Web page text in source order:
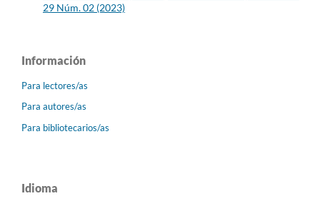
29 Núm. 02 (2023)
Información
Para lectores/as
Para autores/as
Para bibliotecarios/as
Idioma